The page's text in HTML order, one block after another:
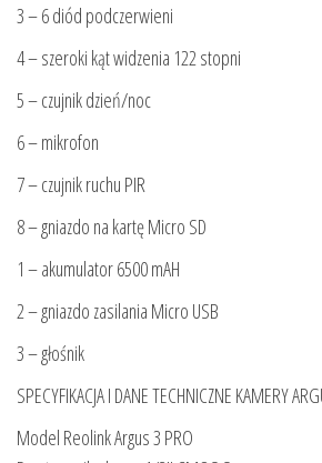
3 – 6 diód podczerwieni
4 – szeroki kąt widzenia 122 stopni
5 – czujnik dzień/noc
6 – mikrofon
7 – czujnik ruchu PIR
8 – gniazdo na kartę Micro SD
1 – akumulator 6500 mAH
2 – gniazdo zasilania Micro USB
3 – głośnik
SPECYFIKACJA I DANE TECHNICZNE KAMERY
Model Reolink Argus 3 PRO